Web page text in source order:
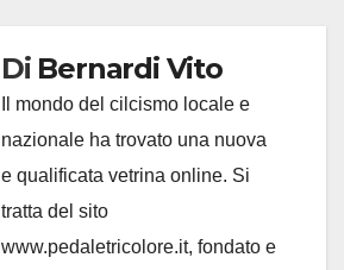
Di Bernardi Vito
Il mondo del cilcismo locale e
nazionale ha trovato una nuova
e qualificata vetrina online. Si
tratta del sito
www.pedaletricolore.it, fondato e